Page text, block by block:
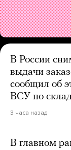
В России
выдачи
сообщил об
ВСУ по
3 часа назад
В главном